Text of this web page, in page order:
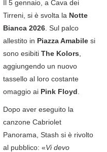
Il 5 gennaio, a Cava dei
Tirreni, si è svolta la Notte
Bianca 2026 . Sul palco
allestito in Piazza Amabile si
sono esibitiThe Kolors
aggiungendo un nuovo
tassello al loro costante
omaggio ai Pink Floyd
Dopo aver eseguito la
canzone Cabriolet
Panorama, Stash si è rivolto
al pubblico: «Vi devo